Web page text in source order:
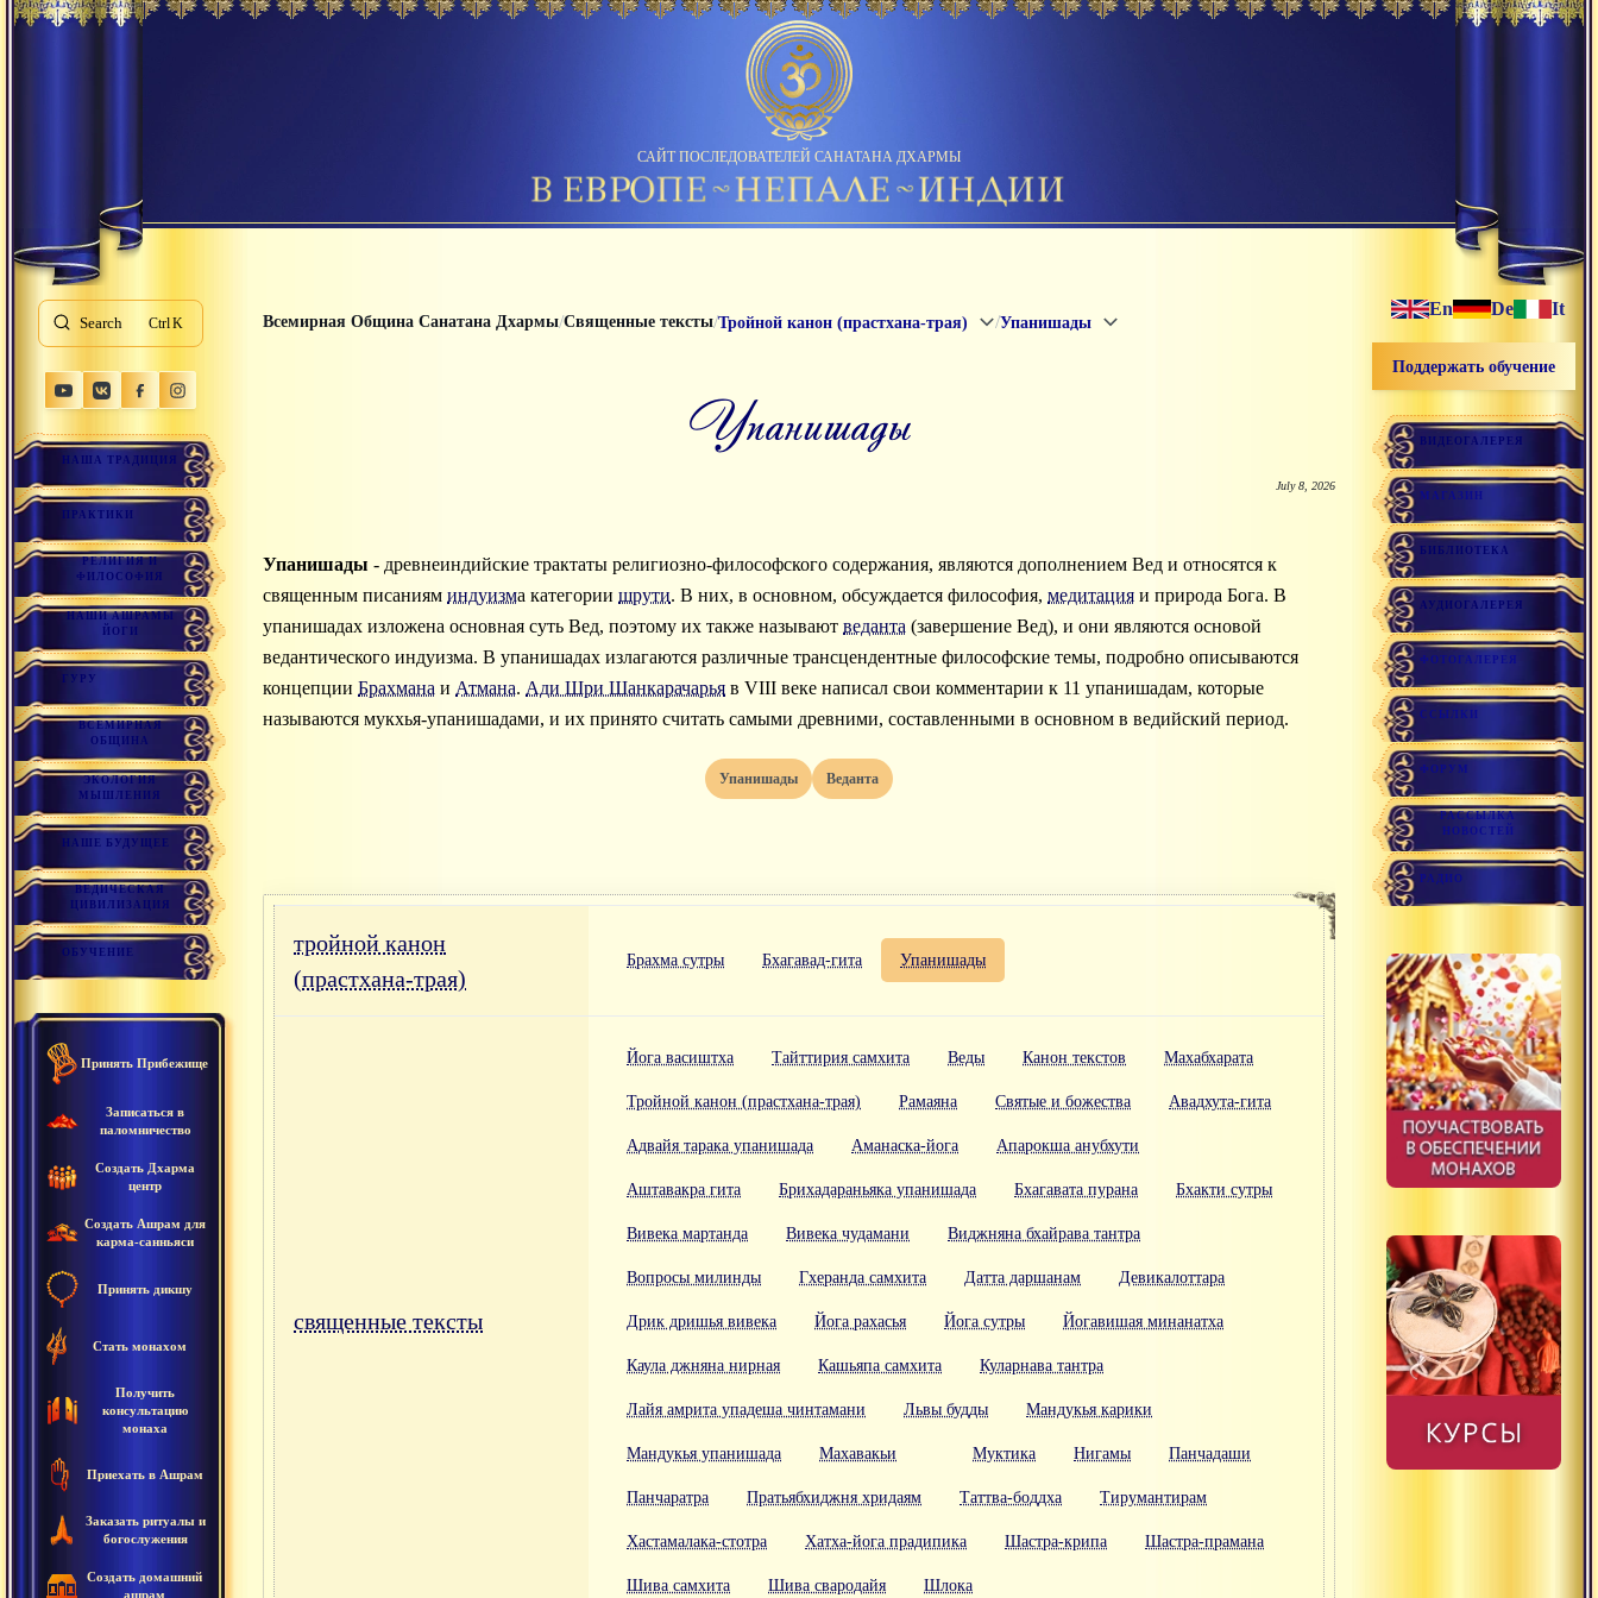
САЙТ ПОСЛЕДОВАТЕЛЕЙ САНАТАНА ДХАРМЫ
Search K
НАША ТРАДИЦИЯ
ПРАКТИКИ
РЕЛИГИЯ И
ФИЛОСОФИЯ
НАШИ АШРАМЫ
ЙОГИ
ГУРУ
ВСЕМИРНАЯ
ОБЩИНА
ЭКОЛОГИЯ
МЫШЛЕНИЯ
НАШЕ БУДУЩЕЕ
ВЕДИЧЕСКАЯ
ЦИВИЛИЗАЦИЯ
ОБУЧЕНИЕ
Принять Прибежище
Записаться в
паломничество
Создать Дхарма
центр
Создать Ашрам для
карма-санньяси
Принять дикшу
Стать монахом
Получить
консультацию
монаха
Приехать в Ашрам
Заказать ритуалы и
богослужения
Создать домашний
ашрам
Всемирная Община Санатана Дхармы/Священные тексты/Тройной канон (прастхана-трая) /Упанишады
упанишады
July 8, 2026
Упанишады - древнеиндийские трактаты религиозно-философского содержания, являются дополнением Вед и относятся к
священным писаниям индуизма категории шрути. В них, в основном, обсуждается философия, медитация и природа Бога. В
упанишадах изложена основная суть Вед, поэтому их также называют веданта (завершение Вед), и они являются основой
ведантического индуизма. В упанишадах излагаются различные трансцендентные философские темы, подробно описываются
концепции Брахмана и Атмана. Ади Шри Шанкарачарья в VIII веке написал свои комментарии к 11 упанишадам, которые
называются мукхья-упанишадами, и их принято считать самыми древними, составленными в основном в ведийский период.
Упанишады Веданта
тройной канон
(прастхана-трая)
Брахма сутры Бхагавад-гита Упанишады
священные тексты
Йога васиштха Тайттирия самхита Веды Канон текстов Махабхарата
Тройной канон (прастхана-трая) Рамаяна Святые и божества Авадхута-гита
Адвайя тарака упанишада Аманаска-йога Апарокша анубхути
Аштавакра гита Брихадараньяка упанишада Бхагавата пурана Бхакти сутры
Вивека мартанда Вивека чудамани Виджняна бхайрава тантра
Вопросы милинды Гхеранда самхита Датта даршанам Девикалоттара
Дрик дришья вивека Йога рахасья Йога сутры Йогавишая минанатха
Каула джняна нирная Кашьяпа самхита Куларнава тантра
Лайя амрита упадеша чинтамани Львы будды Мандукья карики
Мандукья упанишада Махавакьи Муктика Нигамы Панчадаши
Панчаратра Пратьябхиджня хридаям Таттва-боддха Тирумантирам
Хастамалака-стотра Хатха-йога прадипика Шастра-крипа Шастра-прамана
Шива самхита Шива свародайя Шлока
En De It
Поддержать обучение
ВИДЕОГАЛЕРЕЯ
МАГАЗИН
БИБЛИОТЕКА
АУДИОГАЛЕРЕЯ
ФОТОГАЛЕРЕЯ
ССЫЛКИ
ФОРУМ
РАССЫЛКА
НОВОСТЕЙ
РАДИО